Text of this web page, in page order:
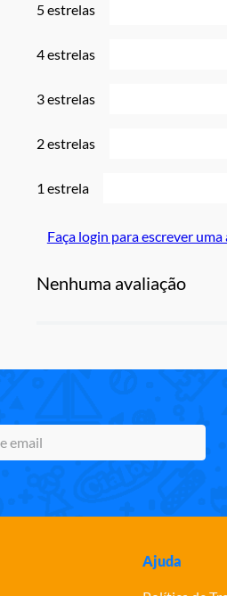
5 estrelas
4 estrelas
3 estrelas
2 estrelas
1 estrela
Faça login para escrever uma
Nenhuma avaliação
Ajuda